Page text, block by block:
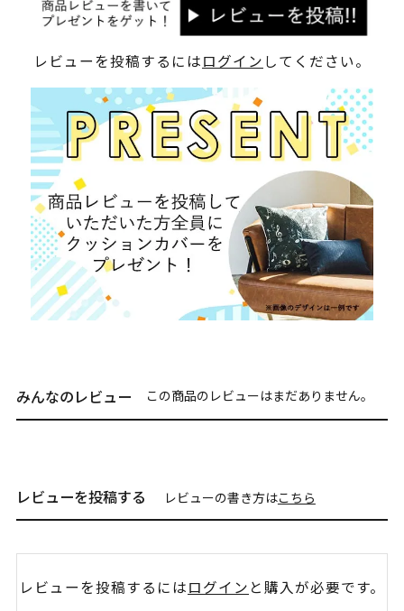
レビューを投稿するにはログイン してください。
みんなのレビュー この商品のレビューはまだありません。
レビューを投稿する レビューの書き方はこちら
レビューを投稿するにはログイン と購入が必要です。